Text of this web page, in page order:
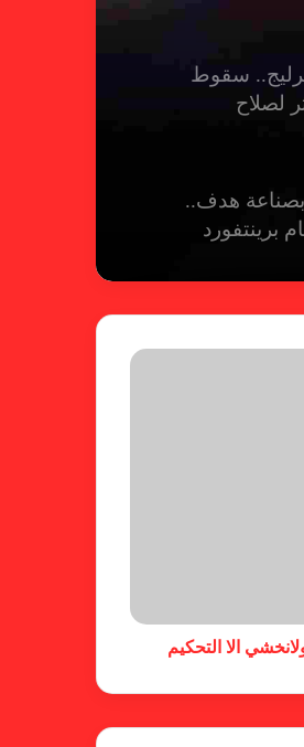
سقوط
لصلاح
بصناعة هدف..
برينتفورد
بثلاثية مثيرة
العربية للسيدات 2026 الشيخة حياة
تقدم نموذجاً عربياً
النسائية
الا التحكيم